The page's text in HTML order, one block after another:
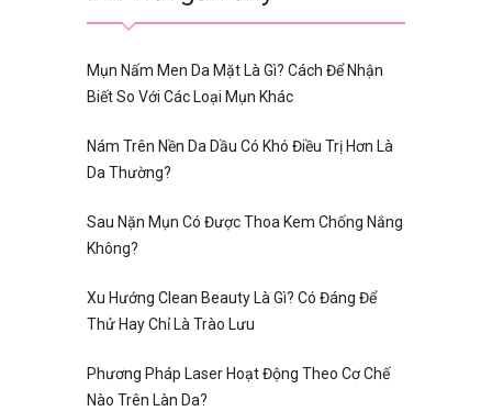
Mụn Nấm Men Da Mặt Là Gì? Cách Để Nhận
Biết So Với Các Loại Mụn Khác
Nám Trên Nền Da Dầu Có Khó Điều Trị Hơn Là
Da Thường?
Sau Nặn Mụn Có Được Thoa Kem Chống Nắng
Không?
Xu Hướng Clean Beauty Là Gì? Có Đáng Để
Thử Hay Chỉ Là Trào Lưu
Phương Pháp Laser Hoạt Động Theo Cơ Chế
Nào Trên Làn Da?